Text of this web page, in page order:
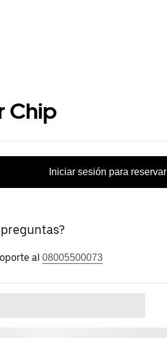
Chip
Iniciar sesión para reservar
preguntas?
al 08005500073